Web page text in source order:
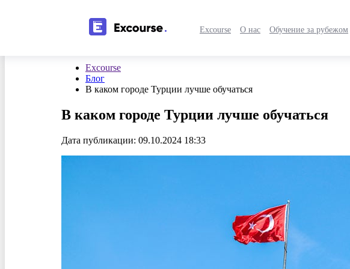
Excourse О нас Обучение за рубежом
Excourse
Блог
В каком городе Турции лучше обучаться
В каком городе Турции лучше обучаться
Дата публикации: 09.10.2024 18:33